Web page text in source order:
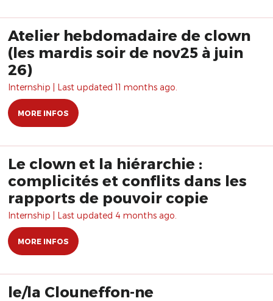
Atelier hebdomadaire de clown
(les mardis soir de nov25 à juin
26)
Internship | Last updated 11 months ago.
MORE INFOS
Le clown et la hiérarchie :
complicités et conflits dans les
rapports de pouvoir copie
Internship | Last updated 4 months ago.
MORE INFOS
le/la Clouneffon-ne